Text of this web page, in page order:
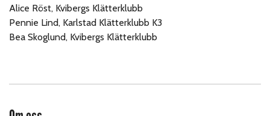
Alice Röst, Kvibergs Klätterklubb
Pennie Lind, Karlstad Klätterklubb K3
Bea Skoglund, Kvibergs Klätterklubb